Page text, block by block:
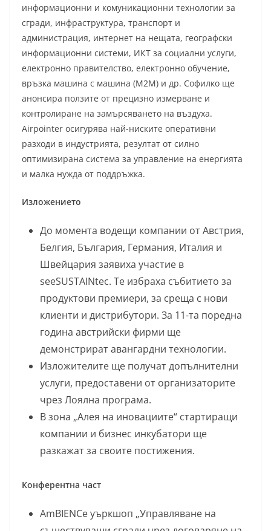
информационни и комуникационни технологии за
сгради, инфраструктура, транспорт и
администрация, интернет на нещата, географски
информационни системи, ИКТ за социални услуги,
електронно правителство, електронно обучение,
връзка машина с машина (M2M) и др. Софилко ще
анонсира ползите от прецизно измерване и
контролиране на замърсяването на въздуха.
Airpointer осигурява най-ниските оперативни
разходи в индустрията, резултат от силно
оптимизирана система за управление на енергията
и малка нужда от поддръжка.
Изложението
До момента водещи компании от Австрия,
Белгия, България, Германия, Италия и
Швейцария заявиха участие в
seeSUSTAINtec. Те избраха събитието за
продуктови премиери, за среща с нови
клиенти и дистрибутори. За 11-та поредна
година австрийски фирми ще
демонстрират авангардни технологии.
Изложителите ще получат допълнителни
услуги, предоставени от организаторите
чрез Лоялна програма.
В зона „Алея на иновациите“ стартиращи
компании и бизнес инкубатори ще
разкажат за своите постижения.
Конферентна част
AmBIENCe уъркшоп „Управляване на